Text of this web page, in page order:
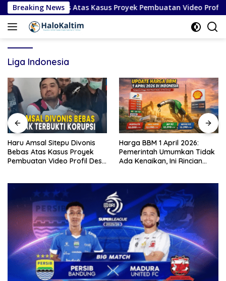
Langsung
ke
konten
Breaking News
Divonis Bebas Atas Kasus Proyek Pembuatan Video Profil
Liga Indonesia
Sitepu Divonis
Kasus Proyek
Video Profil Desa
Harga BBM 1 April 2026:
Pemerintah Umumkan Tidak
Ada Kenaikan, Ini Rincian
Timnas
Piala